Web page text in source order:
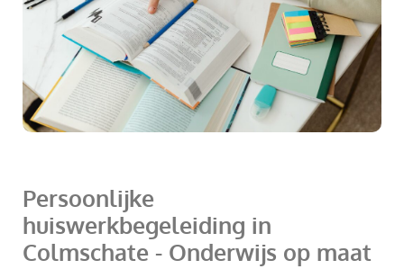
Persoonlijke
huiswerkbegeleiding in
Colmschate - Onderwijs op maat